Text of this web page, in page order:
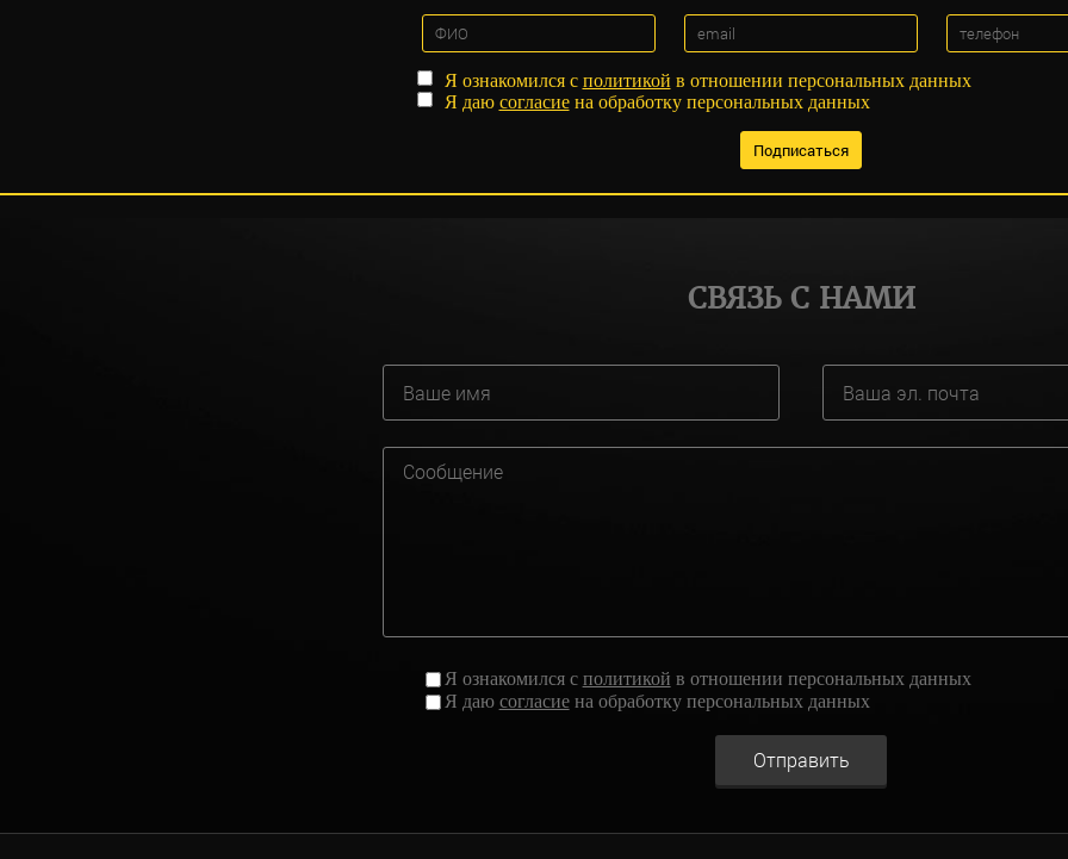
Я ознакомился с политикой в отношении персональных данных
Я даю согласиена обработку персональных данных
СВЯЗЬ С НАМИ
Я ознакомился с политикой в отношении персональных данных
Я даю согласиена обработку персональных данных
Отправить